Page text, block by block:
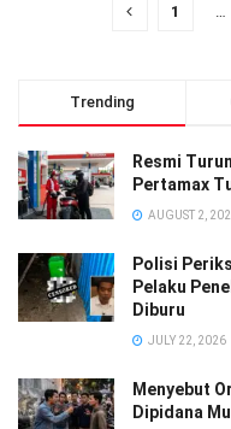
1
Trending
Resmi
Pertamax
AUGUST 2,
Polisi
Pelaku
Diburu
JULY 22, 2026
Menyebut
Dipidana